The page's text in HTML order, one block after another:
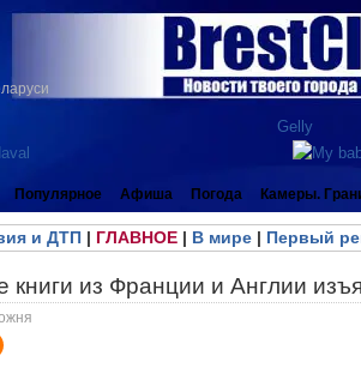
Популярное Афиша Погода Камеры.
и ДТП| ГЛАВНОЕ| В мире| Первый
книги из Франции и Англии